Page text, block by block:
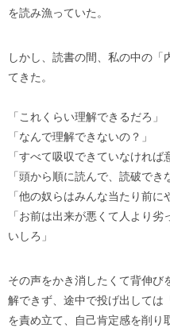
を読み漁っていた。
しかし、読書の間、私の中の「
てきた。
「これくらい理解できるだろ」
「なんで理解できないの？」
「すべて吸収できていなければ
「頭から順に読んで、読破でき
「他の奴らはみんな当たり前に
「お前は出来が悪くて人より
いしろ」
その声をかき消したくて背伸び
解できず、途中で投げ出しては
を責め立て、自己肯定感を削り